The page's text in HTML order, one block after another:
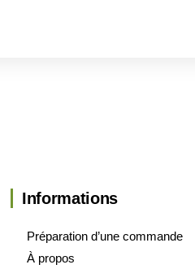
Informations
Préparation d’une commande
À propos